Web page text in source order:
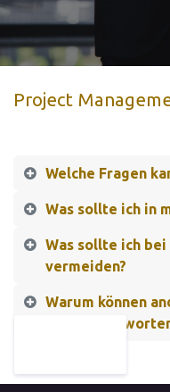
Project
Welche Fragen
Was sollte ich in
Was sollte ich
vermeiden?
Warum können
Fragen/